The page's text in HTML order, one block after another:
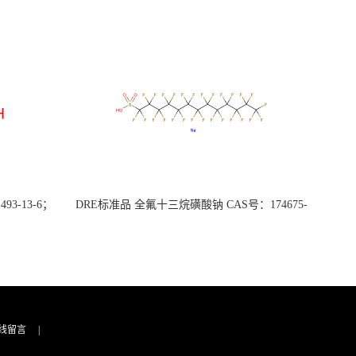
13-6；
DRE标准品 全氟十三烷磺酸钠 CAS号：174675-
留言 |